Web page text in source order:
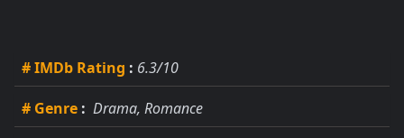
# IMDb Rating : 6.3/10
# Genre : Drama, Romance